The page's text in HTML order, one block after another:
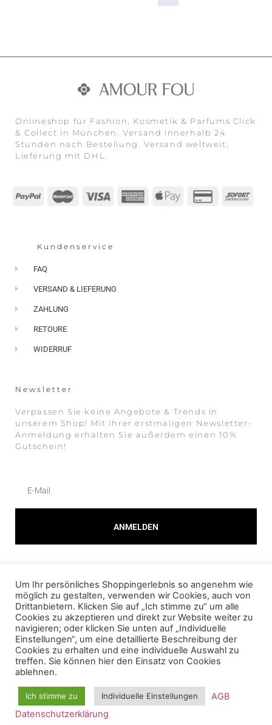
Onlineshop für Fashion, Kosmetik & Parfums Click
& Collect in München. Versand innerhalb 24
Stunden nach Bestellung. Versand weltweit,
Lieferung mit DHL.
Kundenservice
FAQ
VERSAND & LIEFERUNG
ZAHLUNG
RETOURE
WIDERRUF
Newsletter
Verpassen Sie keine Angebote & Trends in
unserem Shop! Mit Ihrer erstmaligen Newsletter-
Anmeldung erhalten Sie außerdem einen 10%
Gutschein!
ANMELDEN
© 2023 AMOUR FOU Online Shop für Fashion
AGB
DATENSCHUTZ
IMPRESSUM
Um Ihr persönliches Shoppingerlebnis so angenehm wie
möglich zu gestalten, verwenden wir Cookies, auch von
Drittanbietern. Klicken Sie auf „Ich stimme zu“ um alle
Cookies zu akzeptieren und direkt zur Website weiter zu
navigieren; oder klicken Sie unten auf „Individuelle
Einstellungen“, um eine detaillierte Beschreibung der
Cookies zu erhalten und eine individuelle Auswahl zu
treffen. Sie können hier den Einsatz von Cookies
ablehnen.
Ich stimme zu Individuelle Einstellungen
AGB
Datenschutzerklärung